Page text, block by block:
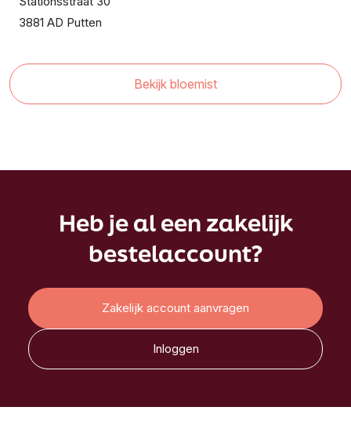
3881 AD Putten
Bekijk bloemist
Heb je al een zakelijk
bestelaccount?
Zakelijk account aanvragen
Inloggen